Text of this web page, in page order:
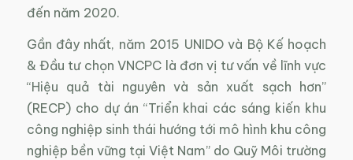
đến năm 2020.
Gần đây nhất, năm 2015 UNIDO và Bộ Kế hoạch
& Đầu tư chọn VNCPC là đơn vị tư vấn về lĩnh vực
“Hiệu quả tài nguyên và sản xuất sạch hơn”
(RECP) cho dự án “Triển khai các sáng kiến khu
công nghiệp sinh thái hướng tới mô hình khu công
nghiệp bền vững tại Việt Nam” do Quỹ Môi trường